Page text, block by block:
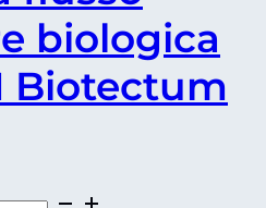
biologica
Biotectum